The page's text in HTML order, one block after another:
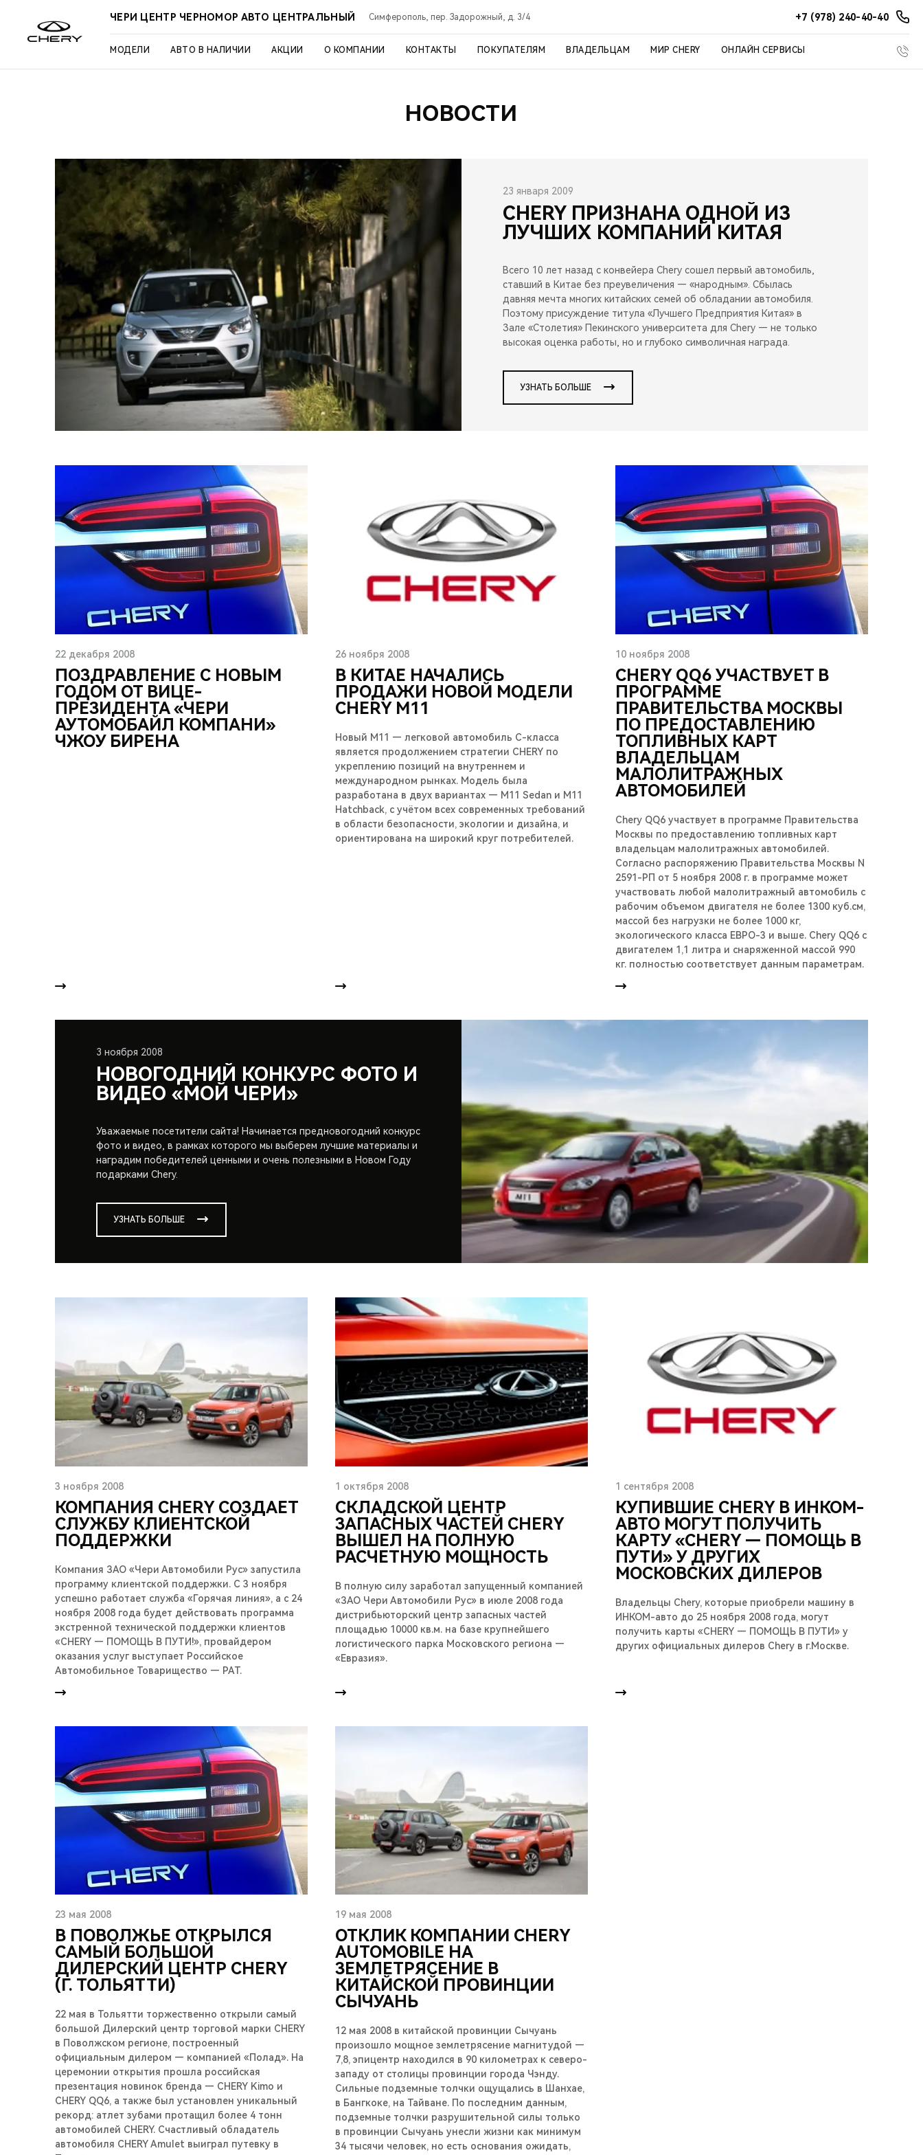
ЧЕРИ ЦЕНТР ЧЕРНОМОР АВТО ЦЕНТРАЛЬНЫЙ Симферополь, пер. Задорожный, д. 3/4 +7 (978) 240-40-40
МОДЕЛИ АВТО В НАЛИЧИИ АКЦИИ О КОМПАНИИ КОНТАКТЫ ПОКУПАТЕЛЯМ ВЛАДЕЛЬЦАМ МИР CHERY ОНЛАЙН СЕРВИСЫ
НОВОСТИ
23 января 2009
CHERY ПРИЗНАНА ОДНОЙ ИЗ
ЛУЧШИХ КОМПАНИЙ КИТАЯ
Всего 10 лет назад с конвейера Chery сошел первый автомобиль,
ставший в Китае без преувеличения — «народным». Сбылась
давняя мечта многих китайских семей об обладании автомобиля.
Поэтому присуждение титула «Лучшего Предприятия Китая» в
Зале «Столетия» Пекинского университета для Chery — не только
высокая оценка работы, но и глубоко символичная награда.
УЗНАТЬ БОЛЬШЕ
22 декабря 2008
ПОЗДРАВЛЕНИЕ С НОВЫМ
ГОДОМ ОТ ВИЦЕ-
ПРЕЗИДЕНТА «ЧЕРИ
АУТОМОБАЙЛ КОМПАНИ»
ЧЖОУ БИРЕНА
26 ноября 2008
В КИТАЕ НАЧАЛИСЬ
ПРОДАЖИ НОВОЙ МОДЕЛИ
CHERY М11
Новый М11 — легковой автомобиль С-класса
является продолжением стратегии CHERY по
укреплению позиций на внутреннем и
международном рынках. Модель была
разработана в двух вариантах — M11 Sedan и M11
Hatchback, с учётом всех современных требований
в области безопасности, экологии и дизайна, и
ориентирована на широкий круг потребителей.
10 ноября 2008
CHERY QQ6 УЧАСТВУЕТ В
ПРОГРАММЕ
ПРАВИТЕЛЬСТВА МОСКВЫ
ПО ПРЕДОСТАВЛЕНИЮ
ТОПЛИВНЫХ КАРТ
ВЛАДЕЛЬЦАМ
МАЛОЛИТРАЖНЫХ
АВТОМОБИЛЕЙ
Chery QQ6 участвует в программе Правительства
Москвы по предоставлению топливных карт
владельцам малолитражных автомобилей.
Согласно распоряжению Правительства Москвы N
2591-РП от 5 ноября 2008 г. в программе может
участвовать любой малолитражный автомобиль с
рабочим объемом двигателя не более 1300 куб.см,
массой без нагрузки не более 1000 кг,
экологического класса ЕВРО-3 и выше. Chery QQ6 с
двигателем 1,1 литра и снаряженной массой 990
кг. полностью соответствует данным параметрам.
3 ноября 2008
НОВОГОДНИЙ КОНКУРС ФОТО И
ВИДЕО «МОЙ ЧЕРИ»
Уважаемые посетители сайта! Начинается предновогодний конкурс
фото и видео, в рамках которого мы выберем лучшие материалы и
наградим победителей ценными и очень полезными в Новом Году
подарками Chery.
УЗНАТЬ БОЛЬШЕ
3 ноября 2008
КОМПАНИЯ CHERY СОЗДАЕТ
СЛУЖБУ КЛИЕНТСКОЙ
ПОДДЕРЖКИ
Компания ЗАО «Чери Автомобили Рус» запустила
программу клиентской поддержки. С 3 ноября
успешно работает служба «Горячая линия», а с 24
ноября 2008 года будет действовать программа
экстренной технической поддержки клиентов
«CHERY — ПОМОЩЬ В ПУТИ!», провайдером
оказания услуг выступает Российское
Автомобильное Товарищество — РАТ.
1 октября 2008
СКЛАДСКОЙ ЦЕНТР
ЗАПАСНЫХ ЧАСТЕЙ CHERY
ВЫШЕЛ НА ПОЛНУЮ
РАСЧЕТНУЮ МОЩНОСТЬ
В полную силу заработал запущенный компанией
«ЗАО Чери Автомобили Рус» в июле 2008 года
дистрибьюторский центр запасных частей
площадью 10000 кв.м. на базе крупнейшего
логистического парка Московского региона —
«Евразия».
1 сентября 2008
КУПИВШИЕ CHERY В ИНКОМ-
АВТО МОГУТ ПОЛУЧИТЬ
КАРТУ «CHERY — ПОМОЩЬ В
ПУТИ» У ДРУГИХ
МОСКОВСКИХ ДИЛЕРОВ
Владельцы Chery, которые приобрели машину в
ИНКОМ-авто до 25 ноября 2008 года, могут
получить карты «CHERY — ПОМОЩЬ В ПУТИ» у
других официальных дилеров Chery в г.Москве.
23 мая 2008
В ПОВОЛЖЬЕ ОТКРЫЛСЯ
САМЫЙ БОЛЬШОЙ
ДИЛЕРСКИЙ ЦЕНТР CHERY
(Г. ТОЛЬЯТТИ)
22 мая в Тольятти торжественно открыли самый
большой Дилерский центр торговой марки CHERY
в Поволжском регионе, построенный
официальным дилером — компанией «Полад». На
церемонии открытия прошла российская
презентация новинок бренда — CHERY Kimo и
CHERY QQ6, а также был установлен уникальный
рекорд: атлет зубами протащил более 4 тонн
автомобилей CHERY. Счастливый обладатель
автомобиля CHERY Amulet выиграл путевку в
19 мая 2008
ОТКЛИК КОМПАНИИ CHERY
AUTOMOBILE НА
ЗЕМЛЕТРЯСЕНИЕ В
КИТАЙСКОЙ ПРОВИНЦИИ
СЫЧУАНЬ
12 мая 2008 в китайской провинции Сычуань
произошло мощное землетрясение магнитудой —
7,8, эпицентр находился в 90 километрах к северо-
западу от столицы провинции города Чэнду.
Сильные подземные толчки ощущались в Шанхае,
в Бангкоке, на Тайване. По последним данным,
подземные толчки разрушительной силы только
в провинции Сычуань унесли жизни как минимум
34 тысячи человек, но есть основания ожидать,